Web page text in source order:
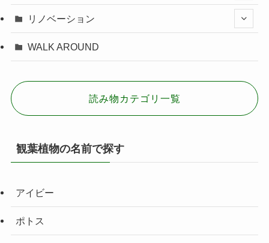
リノベーション
WALK AROUND
読み物カテゴリ一覧
観葉植物の名前で探す
アイビー
ポトス